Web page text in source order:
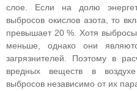
слое. Если на долю
выбросов окислов азота, то
превышает 20 %. Хотя выбросы
меньше, однако они
загрязнителей. Поэтому в
вредных веществ в
выбросов независимо от их